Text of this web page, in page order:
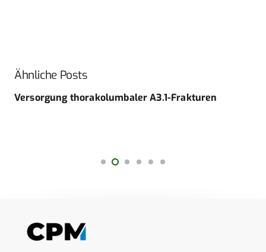
Ähnliche Posts
Versorgung thorakolumbaler A3.1-Frakturen